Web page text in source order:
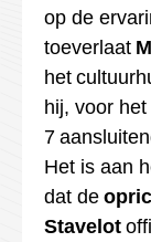
op de
toeverlaat
het
hij, voor
7
Het is aan
dat de
Stavelot